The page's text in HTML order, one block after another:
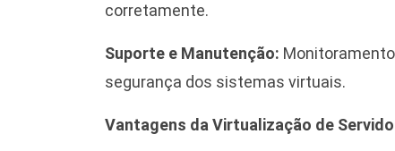
corretamente.
Suporte e Manutenção:
segurança dos sistemas virtuais.
Vantagens da Virtualização de